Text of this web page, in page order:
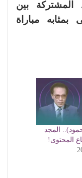
المشتركة بين
مباراة
المجد
المحتوى!